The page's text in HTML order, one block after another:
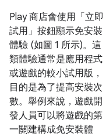
Play 商店會使用「立即
試用」 按鈕顯示免安裝
體驗 (如圖 1 所示)。這
類體驗通常是應用程式
或遊戲的較小試用版，
目的是為了提高安裝次
數。舉例來說，遊戲開
發人員可以將遊戲的第
一關建構成免安裝體